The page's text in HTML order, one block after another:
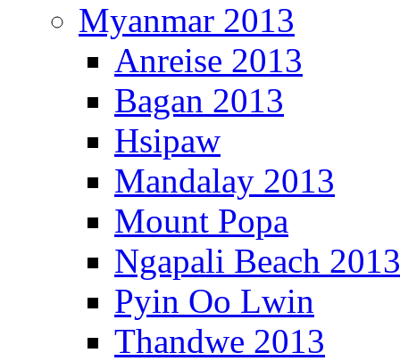
Myanmar 2013
Anreise 2013
Bagan 2013
Hsipaw
Mandalay 2013
Mount Popa
Ngapali Beach 2013
Pyin Oo Lwin
Thandwe 2013